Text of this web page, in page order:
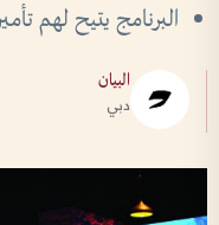
البرنامج يتيح لهم
البيان
دبي